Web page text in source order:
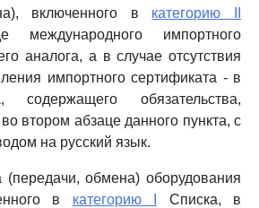
включенного в категорию II
импортного
аналога, а в случае отсутствия
импортного сертификата - в
содержащего обязательства,
втором абзаце данного пункта, с
на русский язык.
(передачи, обмена) оборудования
в категорию I
Списка, в